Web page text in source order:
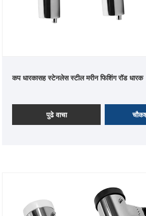
कप धारकासह स्टेनलेस स्टील मरीन फिशिंग रॉड धारक
पुढे वाचा